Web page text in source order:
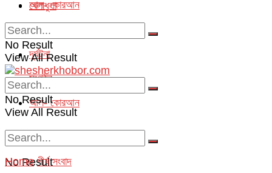
খেলাধুলা
অপরাধ
দূর্ঘটনা
সংগঠন
আল- কোরআন
No Result
আল- কোরআন
No Result
View All Result
No Result
View All Result
Home শীর্ষ সংবাদ